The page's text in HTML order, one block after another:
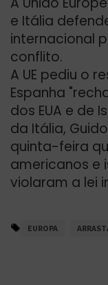
e Itália
internacional
conflito.
A UE pediu o
Espanha
dos EUA e de
da Itália,
quinta-feira
americanos e
violaram a lei
EUROPA